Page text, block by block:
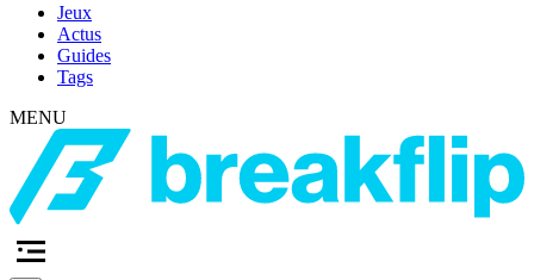
Jeux
Actus
Guides
Tags
MENU